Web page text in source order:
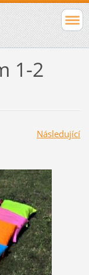
1-2
Následující